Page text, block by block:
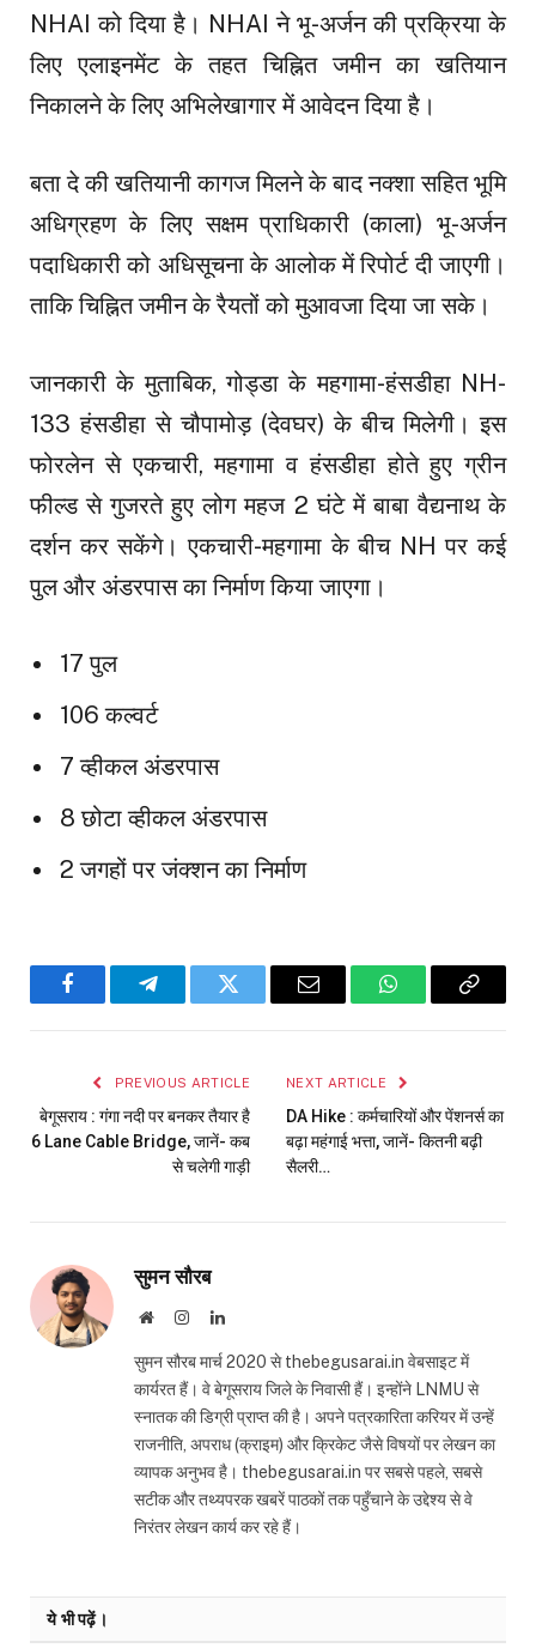
NHAI को दिया है। NHAI ने भू-अर्जन की प्रक्रिया के
लिए एलाइनमेंट के तहत चिह्नित जमीन का खतियान
निकालने के लिए अभिलेखागार में आवेदन दिया है।
बता दे की खतियानी कागज मिलने के बाद नक्शा सहित भूमि
अधिग्रहण के लिए सक्षम प्राधिकारी (काला) भू-अर्जन
पदाधिकारी को अधिसूचना के आलोक में रिपोर्ट दी जाएगी।
ताकि चिह्नित जमीन के रैयतों को मुआवजा दिया जा सके।
जानकारी के मुताबिक, गोड्डा के महगामा-हंसडीहा NH-
133 हंसडीहा से चौपामोड़ (देवघर) के बीच मिलेगी। इस
फोरलेन से एकचारी, महगामा व हंसडीहा होते हुए ग्रीन
फील्ड से गुजरते हुए लोग महज 2 घंटे में बाबा वैद्यनाथ के
दर्शन कर सकेंगे। एकचारी-महगामा के बीच NH पर कई
पुल और अंडरपास का निर्माण किया जाएगा।
17 पुल
106 कल्वर्ट
7 व्हीकल अंडरपास
8 छोटा व्हीकल अंडरपास
2 जगहों पर जंक्शन का निर्माण
FacebookTelegramTwitter Email WhatsAppCopy
PREVIOUS ARTICLE
बेगूसराय : गंगा नदी पर बनकर तैयार है
6 Lane Cable Bridge, जानें- कब
से चलेगी गाड़ी
NEXT ARTICLE
DA Hike : कर्मचारियों और पेंशनर्स का
बढ़ा महंगाई भत्ता, जानें- कितनी बढ़ी
सैलरी…
सुमन सौरब
WebsiteInstagramLinkedIn
सुमन सौरब मार्च 2020 से thebegusarai.in वेबसाइट में
कार्यरत हैं। वे बेगूसराय जिले के निवासी हैं। इन्होंने LNMU से
स्नातक की डिग्री प्राप्त की है। अपने पत्रकारिता करियर में उन्हें
राजनीति, अपराध (क्राइम) और क्रिकेट जैसे विषयों पर लेखन का
व्यापक अनुभव है। thebegusarai.in पर सबसे पहले, सबसे
सटीक और तथ्यपरक खबरें पाठकों तक पहुँचाने के उद्देश्य से वे
निरंतर लेखन कार्य कर रहे हैं।
ये भी पढ़ें।